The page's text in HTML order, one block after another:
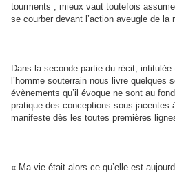
tourments ; mieux vaut toutefois
se courber devant l’action aveugle de la
Dans la seconde partie du récit,
l’homme souterrain nous livre quelques
évènements qu’il évoque ne sont au
pratique des conceptions sous-jacentes
manifeste dès les toutes premières
« Ma vie était alors ce qu’elle est